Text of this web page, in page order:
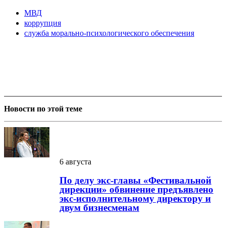
МВД
коррупция
служба морально-психологического обеспечения
Новости по этой теме
6 августа
По делу экс-главы «Фестивальной
дирекции» обвинение предъявлено
экс-исполнительному директору и
двум бизнесменам